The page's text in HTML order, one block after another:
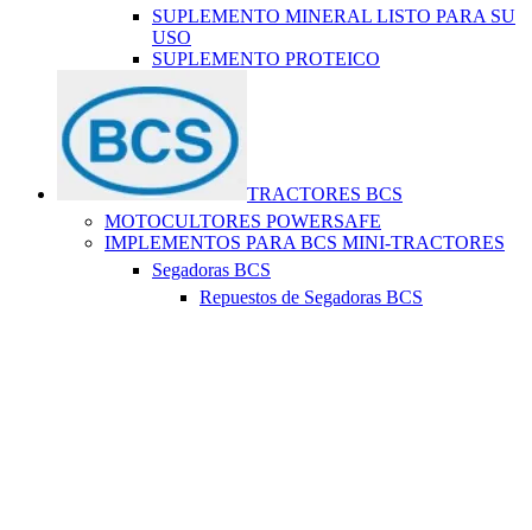
SUPLEMENTO MINERAL LISTO PARA SU
USO
SUPLEMENTO PROTEICO
TRACTORES BCS
MOTOCULTORES POWERSAFE
IMPLEMENTOS PARA BCS MINI-TRACTORES
Segadoras BCS
Repuestos de Segadoras BCS